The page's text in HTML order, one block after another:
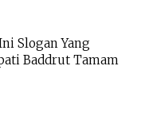
Slogan Yang
Baddrut Tamam